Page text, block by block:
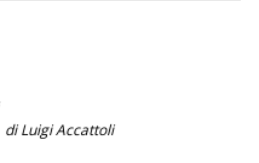
di Luigi Accattoli